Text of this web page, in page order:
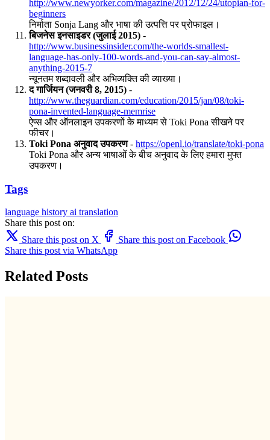
http://www.newyorker.com/magazine/2012/12/24/utopian-for-
beginners
निर्माता Sonja Lang और भाषा की उत्पत्ति पर प्रोफाइल।
बिजनेस इनसाइडर (जुलाई 2015) -
http://www.businessinsider.com/the-worlds-smallest-
language-has-only-100-words-and-you-can-say-almost-
anything-2015-7
न्यूनतम शब्दावली और अभिव्यक्ति की व्याख्या।
द गार्जियन (जनवरी 8, 2015) -
http://www.theguardian.com/education/2015/jan/08/toki-
pona-invented-language-memrise
ऐप्स और ऑनलाइन उपकरणों के माध्यम से Toki Pona सीखने पर
फीचर।
Toki Pona अनुवाद उपकरण- https://openl.io/translate/toki-pona
Toki Pona और अन्य भाषाओं के बीच अनुवाद के लिए हमारा मुफ्त
उपकरण।
Tags
language history ai translation
Share this post on:
Share this post on X
Share this post on Facebook
Share this post via WhatsApp
Related Posts